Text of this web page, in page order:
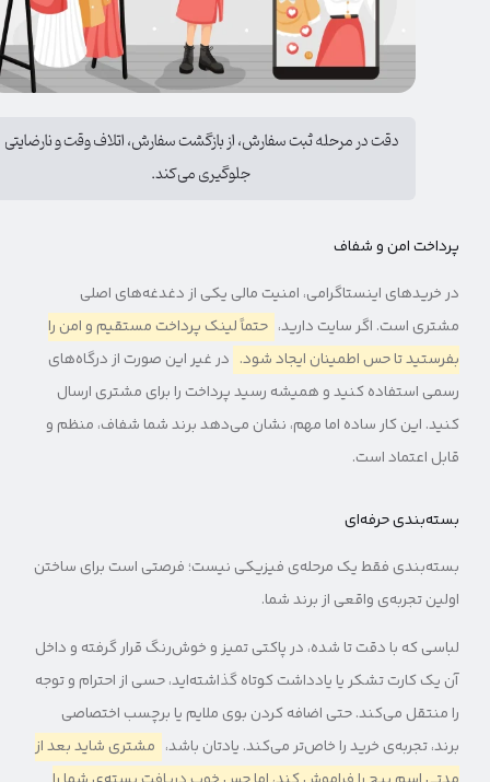
دقت در مرحله ثبت سفارش، از بازگشت سفارش، اتلاف وقت و نارضایتی
جلوگیری می‌کند.
پرداخت امن و شفاف
در خریدهای اینستاگرامی، امنیت مالی یکی از دغدغه‌های اصلی
مشتری است. اگر سایت دارید، حتماً لینک پرداخت مستقیم و امن را
بفرستید تا حس اطمینان ایجاد شود. در غیر این صورت از درگاه‌های
رسمی استفاده کنید و همیشه رسید پرداخت را برای مشتری ارسال
کنید. این کار ساده اما مهم، نشان می‌دهد برند شما شفاف، منظم و
قابل اعتماد است.
بسته‌بندی حرفه‌ای
بسته‌بندی فقط یک مرحله‌ی فیزیکی نیست؛ فرصتی است برای ساختن
اولین تجربه‌ی واقعی از برند شما.
لباسی که با دقت تا شده، در پاکتی تمیز و خوش‌رنگ قرار گرفته و داخل
آن یک کارت تشکر یا یادداشت کوتاه گذاشته‌اید، حسی از احترام و توجه
را منتقل می‌کند. حتی اضافه کردن بوی ملایم یا برچسب اختصاصی
برند، تجربه‌ی خرید را خاص‌تر می‌کند. یادتان باشد، مشتری شاید بعد از